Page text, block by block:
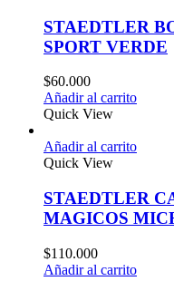
STAEDTLER
SPORT VERDE
$60.000
Añadir al carrito
Quick View
Añadir al carrito
Quick View
STAEDTLER
MAGICOS
$110.000
Añadir al carrito